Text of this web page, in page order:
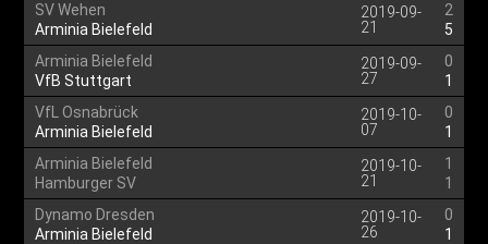
SV Wehen
Arminia Bielefeld
2019-09-
21
2
5
Arminia Bielefeld
VfB Stuttgart
2019-09-
27
0
1
VfL Osnabrück
Arminia Bielefeld
2019-10-
07
0
1
Arminia Bielefeld
Hamburger SV
2019-10-
21
1
1
Dynamo Dresden
Arminia Bielefeld
2019-10-
26
0
1